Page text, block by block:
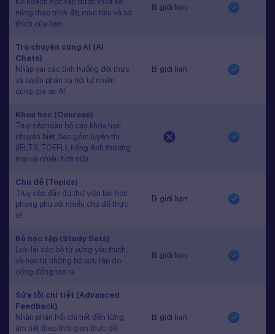
riêng theo trình độ, mục tiêu và sở
thích của bạn.
Bị giới hạn
Trò chuyện cùng AI (AI
Chats)
Nhập vai các tình huống đời thực
và luyện phản xạ nói tự nhiên
cùng gia sư AI.
Bị giới hạn
Khóa học (Courses)
Truy cập toàn bộ các khóa học
chuyên biệt, bao gồm luyện thi
(IELTS, TOEFL), tiếng Anh thương
mại và nhiều hơn nữa.
Chủ đề (Topics)
Truy cập đầy đủ thư viện bài học
phong phú với nhiều chủ đề thực
tế.
Bị giới hạn
Bộ học tập (Study Sets)
Lưu lại các bộ từ vựng yêu thích
và học từ những bộ sưu tập do
cộng đồng tạo ra.
Bị giới hạn
Sửa lỗi chi tiết (Advanced
Feedback)
Nhận phản hồi chi tiết đến từng
âm tiết theo thời gian thực để
Bị giới hạn